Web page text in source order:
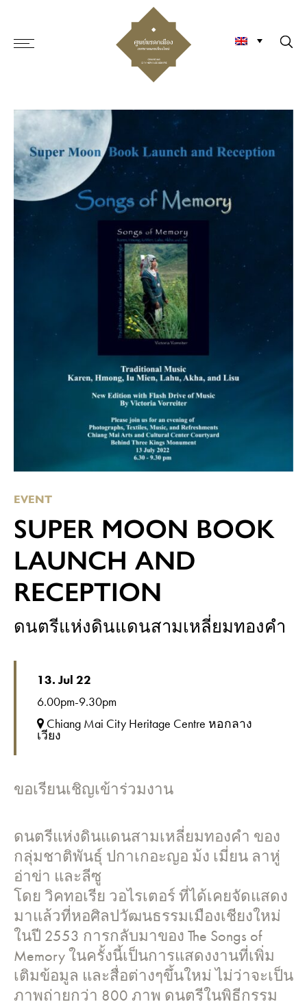
EVENT
SUPER MOON BOOK
LAUNCH AND
RECEPTION
ดนตรีแห่งดินแดนสามเหลี่ยมทองคำ
13. Jul 22
6.00pm-9.30pm
Chiang Mai City Heritage Centre หอกลาง
เวียง
ขอเรียนเชิญเข้าร่วมงาน
ดนตรีแห่งดินแดนสามเหลี่ยมทองคำ ของ
กลุ่มชาติพันธุ์ ปกาเกอะญอ ม้ง เมี่ยน ลาหู่
อ่าข่า และลีซู
โดย วิคทอเรีย วอไรเตอร์ ที่ได้เคยจัดแสดง
มาแล้วที่หอศิลปวัฒนธรรมเมืองเชียงใหม่
ในปี 2553 การกลับมาของ The Songs of
Memory ในครั้งนี้เป็นการแสดงงานที่เพิ่ม
เติมข้อมูล และสื่อต่างๆขึ้นใหม่ ไม่ว่าจะเป็น
ภาพถ่ายกว่า 800 ภาพ ดนตรีในพิธีกรรม